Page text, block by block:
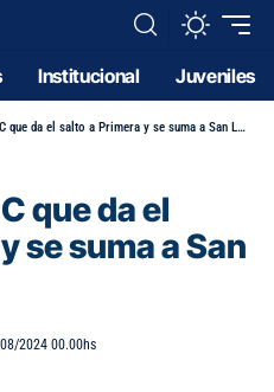
Institucional Juveniles
da el salto a Primera y se suma a San Lorenzo
que da el
se suma a San
2024 00.00hs